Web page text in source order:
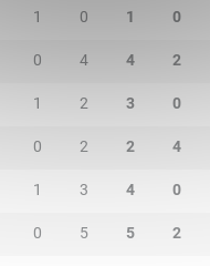
1 0 1 0
0 4 4 2
1 2 3 0
0 2 2 4
1 3 4 0
0 5 5 2